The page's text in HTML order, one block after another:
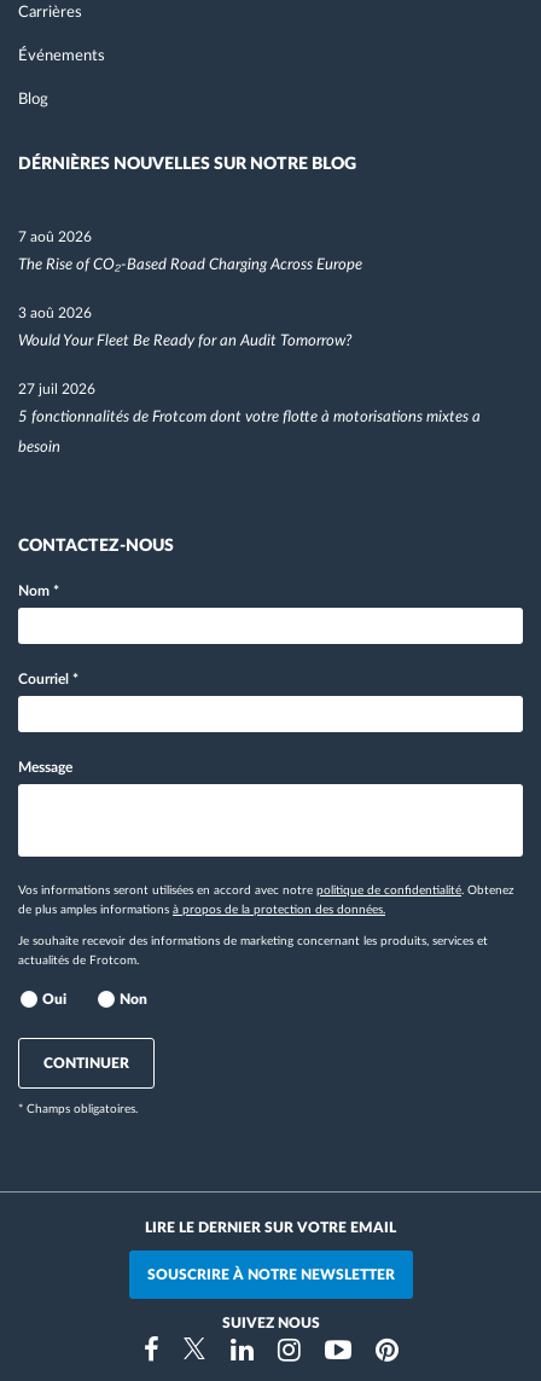
Carrières
Événements
Blog
DÉRNIÈRES NOUVELLES SUR NOTRE BLOG
7 aoû 2026
The Rise of CO₂-Based Road Charging Across Europe
3 aoû 2026
Would Your Fleet Be Ready for an Audit Tomorrow?
27 juil 2026
5 fonctionnalités de Frotcom dont votre flotte à motorisations mixtes a
besoin
CONTACTEZ-NOUS
Nom *
Courriel *
Message
Vos informations seront utilisées en accord avec notre politique de confidentialité . Obtenez
de plus amples informations à propos de la protection des données.
Je souhaite recevoir des informations de marketing concernant les produits, services et
actualités de Frotcom.
Oui Non
CONTINUER
* Champs obligatoires.
LIRE LE DERNIER SUR VOTRE EMAIL
SOUSCRIRE À NOTRE NEWSLETTER
SUIVEZ NOUS
FacebookTwitterLinkedinInstragramYoutubePinterest